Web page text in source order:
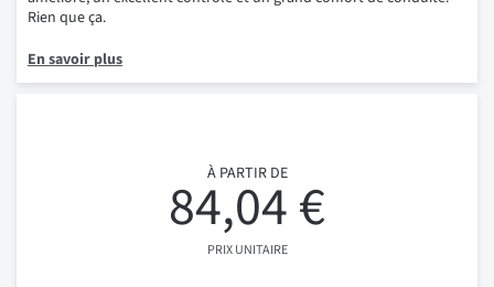
Rien que ça.
En savoir plus
À PARTIR DE
84,04 €
PRIX UNITAIRE